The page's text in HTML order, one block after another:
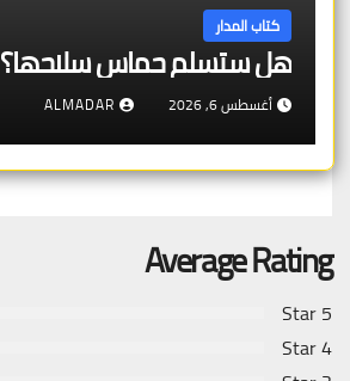
كتاب المدار
هل ستسلم حماس سلاحها؟
أغسطس 6, 2026 ALMADAR
Average Rating
5 Star
4 Star